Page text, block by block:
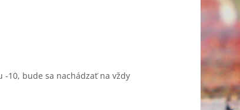
-10, bude sa nachádzať na vždy